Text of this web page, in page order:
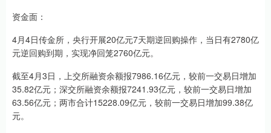
资金面：
4月4日传金所，央行开展20亿元7天期逆回购操作，当日有2780亿
元逆回购到期，实现净回笼2760亿元。
截至4月3日，上交所融资余额报7986.16亿元，较前一交易日增加
35.82亿元；深交所融资余额报7241.93亿元，较前一交易日增加
63.56亿元；两市合计15228.09亿元，较前一交易日增加99.38亿
元。